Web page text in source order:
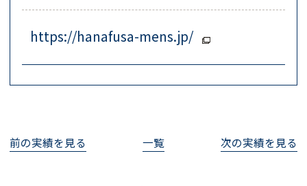
https://hanafusa-mens.jp/
前の実績を見る 一覧 次の実績を見る